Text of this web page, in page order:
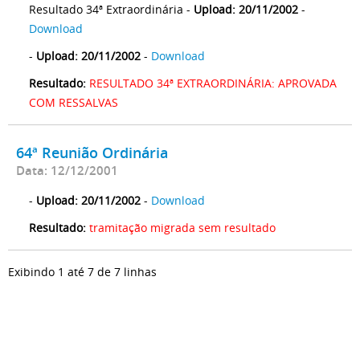
Resultado 34ª Extraordinária - Upload: 20/11/2002 -
Download
- Upload: 20/11/2002 - Download
Resultado: RESULTADO 34ª EXTRAORDINÁRIA: APROVADA
COM RESSALVAS
64ª Reunião Ordinária
Data: 12/12/2001
- Upload: 20/11/2002 - Download
Resultado: tramitação migrada sem resultado
Exibindo 1 até 7 de 7 linhas